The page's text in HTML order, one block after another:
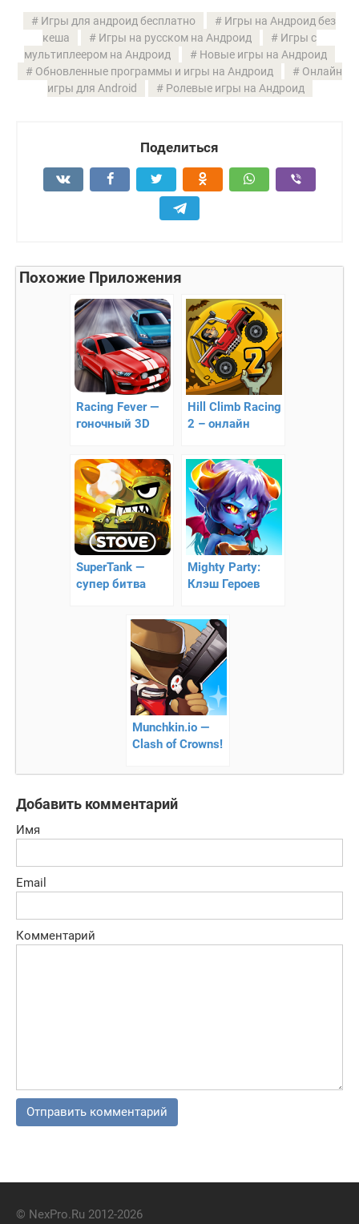
Игры для андроид бесплатно
Игры на Андроид без
кеша
Игры на русском на Андроид
Игры с
мультиплеером на Андроид
Новые игры на Андроид
Обновленные программы и игры на Андроид
Онлайн
игры для Android
Ролевые игры на Андроид
Поделиться
Похожие Приложения
Racing Fever —
гоночный 3D
Hill Climb Racing
2 – онлайн
SuperTank —
cупер битва
Mighty Party:
Клэш Героев
Munchkin.io —
Clash of Crowns!
Добавить комментарий
Имя
Email
Комментарий
© NexPro.Ru 2012-2026